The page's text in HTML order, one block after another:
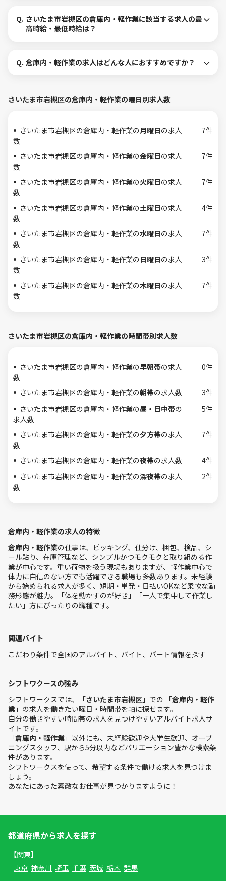
Q. さいたま市岩槻区の倉庫内・軽作業に該当する求人の最
高時給・最低時給は？
Q. 倉庫内・軽作業の求人はどんな人におすすめですか？
さいたま市岩槻区の倉庫内・軽作業の曜日別求人数
さいたま市岩槻区の倉庫内・軽作業の月曜日の求人
数
7件
さいたま市岩槻区の倉庫内・軽作業の金曜日の求人
数
7件
さいたま市岩槻区の倉庫内・軽作業の火曜日の求人
数
7件
さいたま市岩槻区の倉庫内・軽作業の土曜日の求人
数
4件
さいたま市岩槻区の倉庫内・軽作業の水曜日の求人
数
7件
さいたま市岩槻区の倉庫内・軽作業の日曜日の求人
数
3件
さいたま市岩槻区の倉庫内・軽作業の木曜日の求人
数
7件
さいたま市岩槻区の倉庫内・軽作業の時間帯別求人数
さいたま市岩槻区の倉庫内・軽作業の早朝帯の求人
数
0件
さいたま市岩槻区の倉庫内・軽作業の朝帯の求人数
3件
さいたま市岩槻区の倉庫内・軽作業の昼・日中帯の
求人数
5件
さいたま市岩槻区の倉庫内・軽作業の夕方帯の求人
数
7件
さいたま市岩槻区の倉庫内・軽作業の夜帯の求人数
4件
さいたま市岩槻区の倉庫内・軽作業の深夜帯の求人
数
2件
倉庫内・軽作業の求人の特徴
倉庫内・軽作業の仕事は、ピッキング、仕分け、梱包、検品、シ
ール貼り、在庫管理など、シンプルかつモクモクと取り組める作
業が中心です。重い荷物を扱う現場もありますが、軽作業中心で
体力に自信のない方でも活躍できる職場も多数あります。未経験
から始められる求人が多く、短期・単発・日払いOKなど柔軟な勤
務形態が魅力。「体を動かすのが好き」「一人で集中して作業し
たい」方にぴったりの職種です。
関連バイト
こだわり条件で全国のアルバイト、バイト、パート情報を探す
シフトワクースの強み
シフトワークスでは、「さいたま市岩槻区 」での 「倉庫内・軽作
業 」の求人を働きたい曜日・時間帯を軸に探せます。
自分の働きやすい時間帯の求人を見つけやすいアルバイト求人サ
イトです。
「倉庫内・軽作業 」以外にも、未経験歓迎や大学生歓迎、オープ
ニングスタッフ、駅から5分以内などバリエーション豊かな検索条
件があります。
シフトワークスを使って、希望する条件で働ける求人を見つけま
しょう。
あなたにあった素敵なお仕事が見つかりますように！
都道府県から求人を探す
【関東】
東京 神奈川 埼玉 千葉 茨城 栃木 群馬